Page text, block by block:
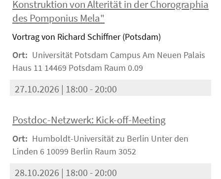
Konstruktion von Alterität in der Chorographia
des Pomponius Mela"
Vortrag von Richard Schiffner (Potsdam)
Ort: Universität Potsdam Campus Am Neuen Palais
Haus 11 14469 Potsdam Raum 0.09
27.10.2026 | 18:00 - 20:00
Postdoc-Netzwerk: Kick-off-Meeting
Ort: Humboldt-Universität zu Berlin Unter den
Linden 6 10099 Berlin Raum 3052
28.10.2026 | 18:00 - 20:00